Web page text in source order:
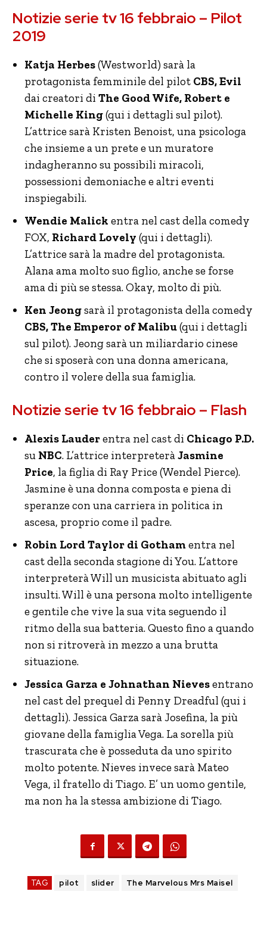
Notizie serie tv 16 febbraio – Pilot
2019
Katja Herbes(Westworld) sarà la
protagonista femminile del pilot CBS, Evil
dai creatori di The Good Wife, Robert e
Michelle King(qui i dettagli sul pilot).
L’attrice sarà Kristen Benoist, una psicologa
che insieme a un prete e un muratore
indagheranno su possibili miracoli,
possessioni demoniache e altri eventi
inspiegabili.
Wendie Malick entra nel cast della comedy
FOX, Richard Lovely (qui i dettagli).
L’attrice sarà la madre del protagonista.
Alana ama molto suo figlio, anche se forse
ama di più se stessa. Okay, molto di più.
Ken Jeongsarà il protagonista della comedy
CBS, The Emperor of Malibu(qui i dettagli
sul pilot). Jeong sarà un miliardario cinese
che si sposerà con una donna americana,
contro il volere della sua famiglia.
Notizie serie tv 16 febbraio – Flash
Alexis Lauderentra nel cast di Chicago P.D.
su NBC. L’attrice interpreteràJasmine
Price, la figlia di Ray Price (Wendel Pierce).
Jasmine è una donna composta e piena di
speranze con una carriera in politica in
ascesa, proprio come il padre.
Robin Lord Taylor di Gothamentra nel
cast della seconda stagione di You. L’attore
interpreterà Will un musicista abituato agli
insulti. Will è una persona molto intelligente
e gentile che vive la sua vita seguendo il
ritmo della sua batteria. Questo fino a quando
non si ritroverà in mezzo a una brutta
situazione.
Jessica Garza e Johnathan Nievesentrano
nel cast del prequel di Penny Dreadful (qui i
dettagli). Jessica Garza sarà Josefina, la più
giovane della famiglia Vega. La sorella più
trascurata che è posseduta da uno spirito
molto potente. Nieves invece sarà Mateo
Vega, il fratello di Tiago. E’ un uomo gentile,
ma non ha la stessa ambizione di Tiago.
TAG pilot slider The Marvelous Mrs Maisel